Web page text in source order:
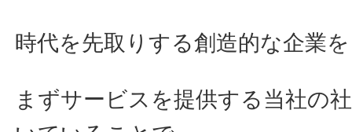
時代を先取りする創造的な企業
まずサービスを提供する当社の